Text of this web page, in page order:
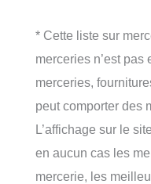
* Cette liste sur
merceries n’est
merceries,
peut comporter des
L’affichage sur le
en aucun cas les
mercerie, les